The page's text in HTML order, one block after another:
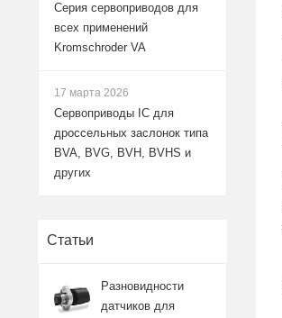
Серия сервоприводов для
всех применений
Kromschroder VA
17 марта 2026
Сервоприводы IC для
дроссельных заслонок типа
BVA, BVG, BVH, BVHS и
других
Статьи
Разновидности
датчиков для